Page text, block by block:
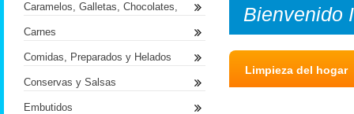
Bienvenido
Limpieza del hogar
Caramelos, Galletas, Chocolates,
Carnes
Comidas, Preparados y Helados
Conservas y Salsas
Embutidos